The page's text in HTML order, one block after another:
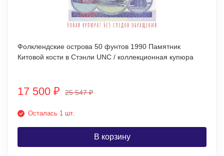
Фолклендские острова 50 фунтов 1990 Памятник
Китовой кости в Стэнли UNC / коллекционная купюра
17 500 ₽ 25 547₽
Осталась 1 шт.
В корзину